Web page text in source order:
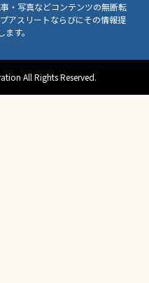
・写真などコンテンツの無断転
アスリートならびにその情報提
す。
All Rights Reserved.